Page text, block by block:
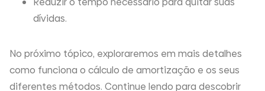
dívidas.
No próximo tópico, exploraremos em mais detalhes
como funciona o cálculo de amortização e os seus
diferentes métodos. Continue lendo para descobrir